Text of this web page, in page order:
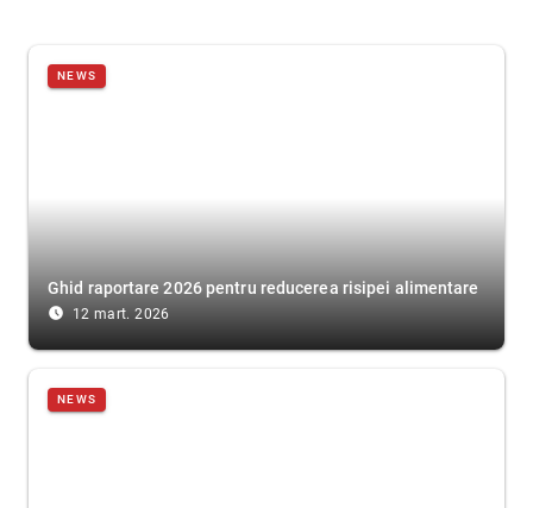
NEWS
Ghid raportare 2026 pentru reducerea risipei alimentare
access_time_filled 12 mart. 2026
NEWS